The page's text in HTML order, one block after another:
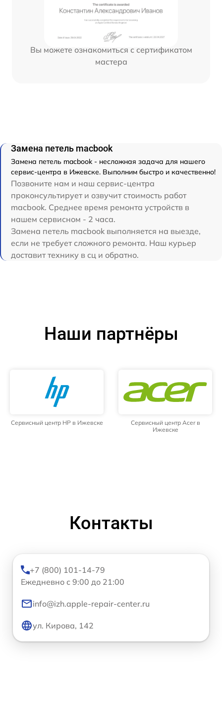
Вы можете ознакомиться с сертификатом
мастера
Замена петель macbook
Замена петель macbook - несложная задача для нашего
сервис-центра в Ижевске. Выполним быстро и качественно!
Позвоните нам и наш сервис-центра
проконсультирует и озвучит стоимость работ
macbook. Среднее время ремонта устройств в
нашем сервисном - 2 часа.
Замена петель macbook выполняется на выезде,
если не требует сложного ремонта. Наш курьер
доставит технику в сц и обратно.
Наши партнёры
Сервисный центр HP в Ижевске
Сервисный центр Acer в
Ижевске
Контакты
+7 (800) 101-14-79
Ежедневно с 9:00 до 21:00
info@izh.apple-repair-center.ru
ул. Кирова, 142